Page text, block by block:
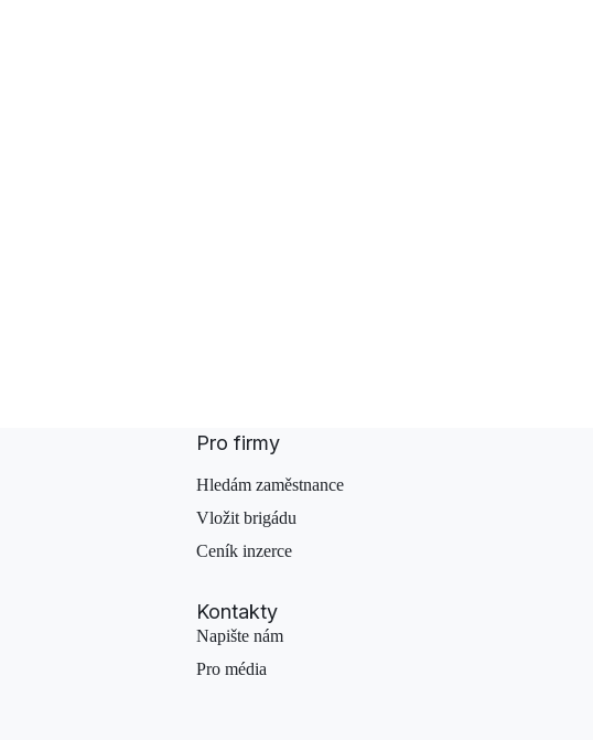
Pro firmy
Hledám zaměstnance
Vložit brigádu
Ceník inzerce
Kontakty
Napište nám
Pro média